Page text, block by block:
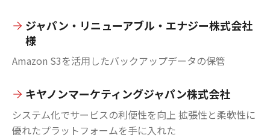
ジャパン・リニューアブル・エナジー株式会社
様
Amazon S3を活用したバックアップデータの保管
キヤノンマーケティングジャパン株式会社
システム化でサービスの利便性を向上 拡張性と柔軟性に
優れたプラットフォームを手に入れた